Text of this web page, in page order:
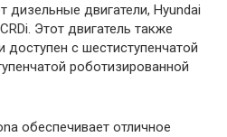
дизельные двигатели, Hyundai
Этот двигатель также
с шестиступенчатой
роботизированной
обеспечивает отличное